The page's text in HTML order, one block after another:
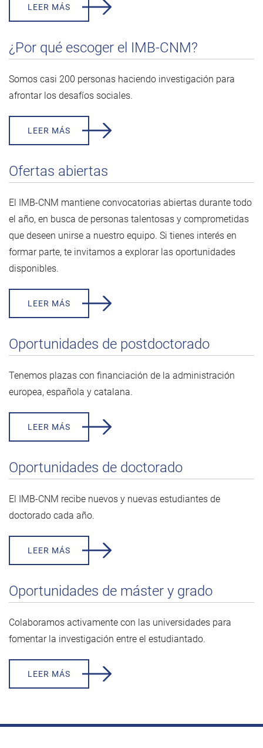
LEER MÁS
¿Por qué escoger el IMB-CNM?
Somos casi 200 personas haciendo investigación para
afrontar los desafíos sociales.
LEER MÁS
Ofertas abiertas
El IMB-CNM mantiene convocatorias abiertas durante todo
el año, en busca de personas talentosas y comprometidas
que deseen unirse a nuestro equipo. Si tienes interés en
formar parte, te invitamos a explorar las oportunidades
disponibles.
LEER MÁS
Oportunidades de postdoctorado
Tenemos plazas con financiación de la administración
europea, española y catalana.
LEER MÁS
Oportunidades de doctorado
El IMB-CNM recibe nuevos y nuevas estudiantes de
doctorado cada año.
LEER MÁS
Oportunidades de máster y grado
Colaboramos activamente con las universidades para
fomentar la investigación entre el estudiantado.
LEER MÁS